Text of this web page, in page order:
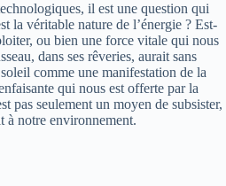
il est une question qui
la véritable nature de l’énergie ? Est-
ou bien une force vitale qui nous
dans ses rêveries, aurait sans
comme une manifestation de la
qui nous est offerte par la
pas seulement un moyen de subsister,
à notre environnement.